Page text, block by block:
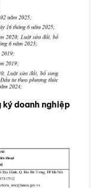
doanh nghiệp